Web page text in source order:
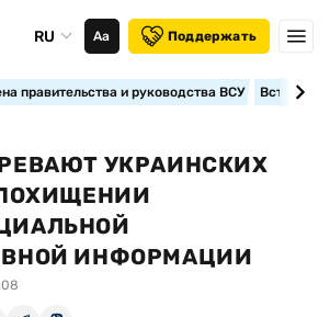
RU Аа Поддержать
правительства и руководства ВСУ
УКРАИНСКИХ
ИНФОРМАЦИИ